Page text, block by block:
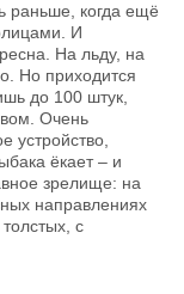
раньше, когда ещё
И
На льду, на
Но приходится
до 100 штук,
Очень
устройство,
ёкает – и
зрелище: на
направлениях
с